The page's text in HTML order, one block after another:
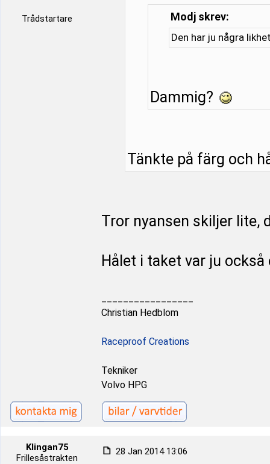
Trådstartare
Modj skrev:
Den har ju några
Dammig?
Tänkte på färg och
Tror nyansen skiljer lite,
Hålet i taket var ju
Christian Hedblom
Raceproof Creations
Tekniker
Volvo HPG
Klingan75
Frillesåstrakten
28 Jan 2014 13:06